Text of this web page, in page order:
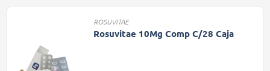
ROSUVITAE
Rosuvitae 10Mg Comp C/28 Caja